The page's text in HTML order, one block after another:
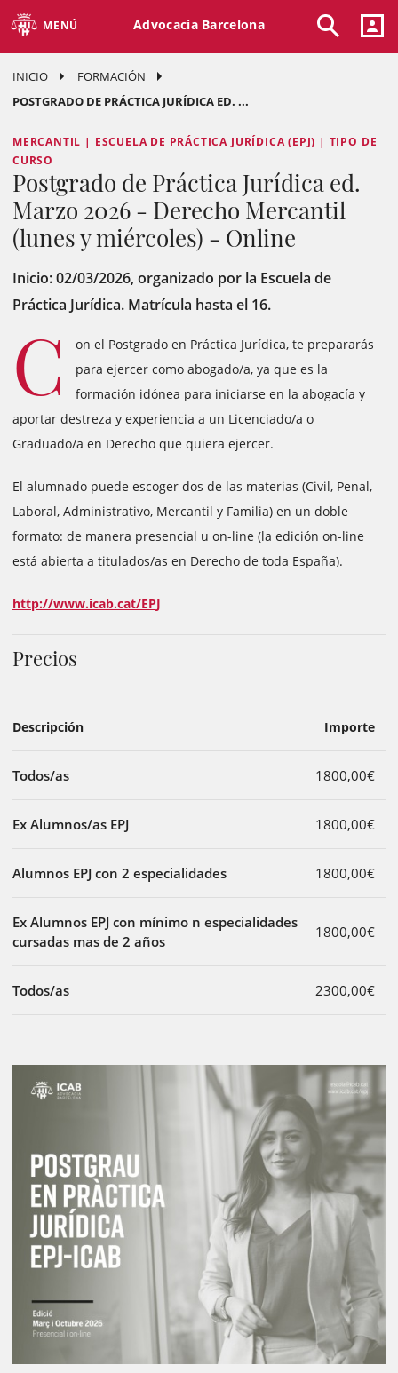
MENÚ Advocacia Barcelona
INICIO
FORMACIÓN
POSTGRADO DE PRÁCTICA JURÍDICA ED. ...
MERCANTIL | ESCUELA DE PRÁCTICA JURÍDICA (EPJ) | TIPO DE
CURSO
Postgrado de Práctica Jurídica ed.
Marzo 2026 - Derecho Mercantil
(lunes y miércoles) - Online
Inicio: 02/03/2026, organizado por la Escuela de
Práctica Jurídica. Matrícula hasta el 16.
C
on el Postgrado en Práctica Jurídica, te prepararás
para ejercer como abogado/a, ya que es la
formación idónea para iniciarse en la abogacía y
aportar destreza y experiencia a un Licenciado/a o
Graduado/a en Derecho que quiera ejercer.
El alumnado puede escoger dos de las materias (Civil, Penal,
Laboral, Administrativo, Mercantil y Familia) en un doble
formato: de manera presencial u on-line (la edición on-line
está abierta a titulados/as en Derecho de toda España).
http://www.icab.cat/EPJ
Precios
Descripción Importe
Todos/as 1800,00€
Ex Alumnos/as EPJ 1800,00€
Alumnos EPJ con 2 especialidades 1800,00€
Ex Alumnos EPJ con mínimo n especialidades
cursadas mas de 2 años
1800,00€
Todos/as 2300,00€